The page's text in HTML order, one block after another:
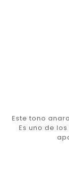
Este tono
Es uno de